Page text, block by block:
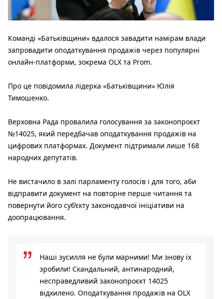
Команді «Батьківщини» вдалося завадити намірам влади
запровадити оподаткування продажів через популярні
онлайн-платформи, зокрема OLX та Prom.
Про це повідомила лідерка «Батьківщини» Юлія
Тимошенко.
Верховна Рада провалила голосування за законопроєкт
№14025, який передбачав оподаткування продажів на
цифрових платформах. Документ підтримали лише 168
народних депутатів.
Не вистачило в залі парламенту голосів і для того, аби
відправити документ на повторне перше читання та
повернути його суб’єкту законодавчої ініціативи на
доопрацювання.
Наші зусилля не були марними! Ми знову їх
зробили! Скандальний, антинародний,
несправедливий законопроєкт 14025
відхилено. Оподаткування продажів на OLX